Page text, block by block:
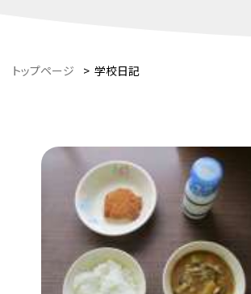
トップページ > 学校日記